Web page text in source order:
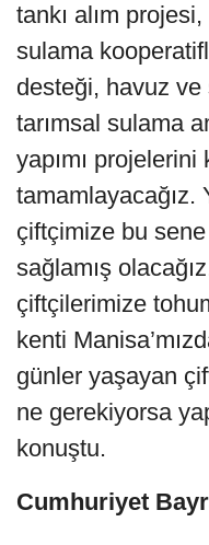
tankı alım
sulama
desteği, havuz ve
tarımsal sulama
yapımı projelerini
tamamlayacağız.
çiftçimize bu sene
sağlamış
çiftçilerimize
kenti
günler yaşayan
ne gerekiyorsa
konuştu.
Cumhuriyet